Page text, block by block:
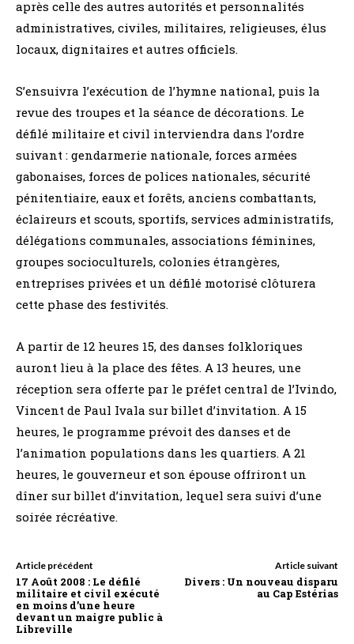
après celle des autres autorités et personnalités
administratives, civiles, militaires, religieuses, élus
locaux, dignitaires et autres officiels.
S’ensuivra l’exécution de l’hymne national, puis la
revue des troupes et la séance de décorations. Le
défilé militaire et civil interviendra dans l’ordre
suivant : gendarmerie nationale, forces armées
gabonaises, forces de polices nationales, sécurité
pénitentiaire, eaux et forêts, anciens combattants,
éclaireurs et scouts, sportifs, services administratifs,
délégations communales, associations féminines,
groupes socioculturels, colonies étrangères,
entreprises privées et un défilé motorisé clôturera
cette phase des festivités.
A partir de 12 heures 15, des danses folkloriques
auront lieu à la place des fêtes. A 13 heures, une
réception sera offerte par le préfet central de l’Ivindo,
Vincent de Paul Ivala sur billet d’invitation. A 15
heures, le programme prévoit des danses et de
l’animation populations dans les quartiers. A 21
heures, le gouverneur et son épouse offriront un
dîner sur billet d’invitation, lequel sera suivi d’une
soirée récréative.
Article précédent
17 Août 2008 : Le défilé
militaire et civil exécuté
en moins d’une heure
devant un maigre public à
Libreville
Article suivant
Divers : Un nouveau disparu
au Cap Estérias